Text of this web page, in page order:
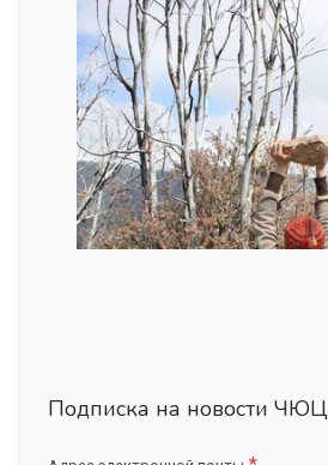
Подписка на новости ЧЮЦ